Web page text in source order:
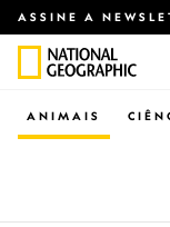
ASSINE A
ANIMAIS